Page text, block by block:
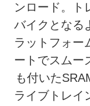
ンロード。ト
バイクとなる
ラットフォー
ートでスムー
も付いた
ライブトレイ